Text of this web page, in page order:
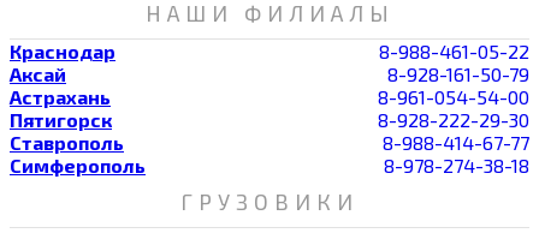
НАШИ ФИЛИАЛЫ
Краснодар
8-988-461-05-22
Аксай
8-928-161-50-79
Астрахань
8-961-054-54-00
Пятигорск
8-928-222-29-30
Ставрополь
8-988-414-67-77
Симферополь
8-978-274-38-18
ГРУЗОВИКИ